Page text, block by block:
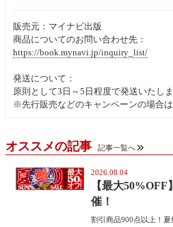
販売元：マイナビ出版
商品についてのお問い合わせ先：
https://book.mynavi.jp/inquiry_list/
発送について：
原則として3日～5日程度で発送いたしま
※先行販売などのキャンペーンの場合は
オススメの記事 記事一覧へ
2026.08.04
【最大
催！
割引商品900点以上！